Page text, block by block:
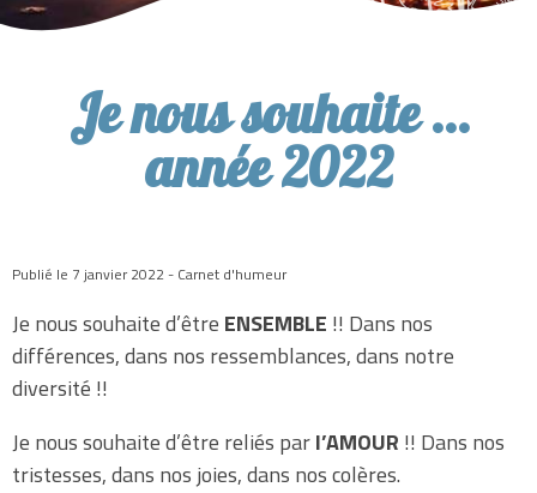
Je nous souhaite …
année 2022
Publié le 7 janvier 2022 - Carnet d'humeur
Je nous souhaite d’être ENSEMBLE !! Dans nos
différences, dans nos ressemblances, dans notre
diversité !!
Je nous souhaite d’être reliés parl’AMOUR !! Dans nos
tristesses, dans nos joies, dans nos colères.